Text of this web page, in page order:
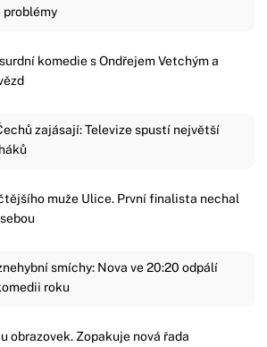
problémy
komedie s Ondřejem Vetchým a
zajásají: Televize spustí největší
muže Ulice. První finalista nechal
smíchy: Nova ve 20:20 odpálí
roku
obrazovek. Zopakuje nová řada